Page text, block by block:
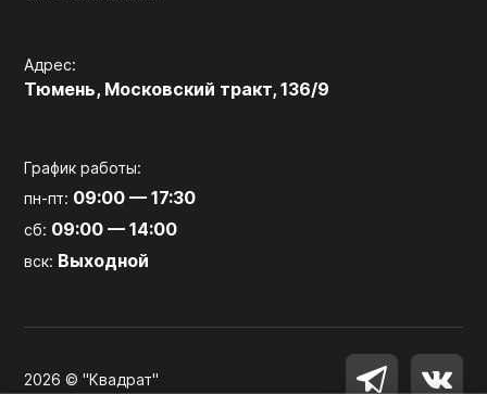
Адрес:
Тюмень, Московский тракт, 136/9
График работы:
пн-пт: 09:00 — 17:30
сб: 09:00 — 14:00
вск: Выходной
2026 © "Квадрат"